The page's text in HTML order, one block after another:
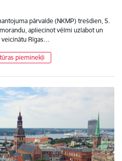
pārvalde (NKMP) trešdien, 5.
apliecinot vēlmi uzlabot un
veicinātu Rīgas…
pieminekļi